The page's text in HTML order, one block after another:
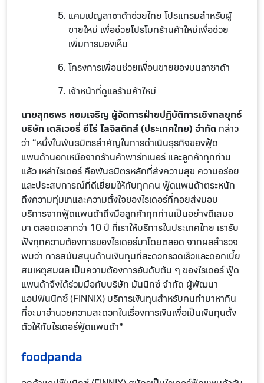
แคมเปญลาซาด้าช่วยไทย โปรแกรมสำหรับผู้
ขายใหม่ เพื่อช่วยโปรโมทร้านค้าใหม่เพื่อช่วย
เพิ่มการมองเห็น
โครงการเพื่อนช่วยเพื่อนขายของบนลาซาด้า
เจ้าหน้าที่ดูเเลร้านค้าใหม่
นายสุทธพร หอมเจริญ ผู้จัดการฝ่ายปฏิบัติการเชิงกลยุทธ์
บริษัท เดลิเวอรี่ ฮีโร่ โลจิสติกส์ (ประเทศไทย) จำกัด กล่าว
ว่า “หนึ่งในพันธมิตรสำคัญในการดำเนินธุรกิจของฟู้ด
แพนด้านอกเหนือจากร้านค้าพาร์ทเนอร์ และลูกค้าทุกท่าน
แล้ว เหล่าไรเดอร์ คือพันธมิตรหลักที่ส่งความสุข ความอร่อย
และประสบการณ์ที่ดีเยี่ยมให้กับทุกคน ฟู้ดแพนด้าตระหนัก
ถึงความทุ่มเทและความตั้งใจของไรเดอร์ที่คอยส่งมอบ
บริการจากฟู้ดแพนด้าถึงมือลูกค้าทุกท่านเป็นอย่างดีเสมอ
มา ตลอดเวลากว่า 10 ปี ที่เราให้บริการในประเทศไทย เรารับ
ฟังทุกความต้องการของไรเดอร์มาโดยตลอด จากผลสำรวจ
พบว่า การสนับสนุนด้านเงินทุนที่สะดวกรวดเร็วและดอกเบี้ย
สมเหตุสมผล เป็นความต้องการอันดับต้น ๆ ของไรเดอร์ ฟู้ด
แพนด้าจึงได้ร่วมมือกับบริษัท มันนิกซ์ จำกัด ผู้พัฒนา
แอปฟินนิกซ์ (FINNIX) บริการเงินทุนสำหรับคนทำมาหากิน
ที่จะมาอำนวยความสะดวกในเรื่องการเงินเพื่อเป็นเงินทุนตั้ง
ตัวให้กับไรเดอร์ฟู้ดแพนด้า”
foodpanda